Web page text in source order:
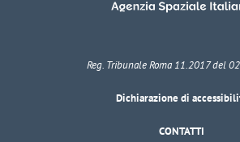
Reg. Tribunale Roma 11.2017 del
Dichiarazione di
CONTATTI